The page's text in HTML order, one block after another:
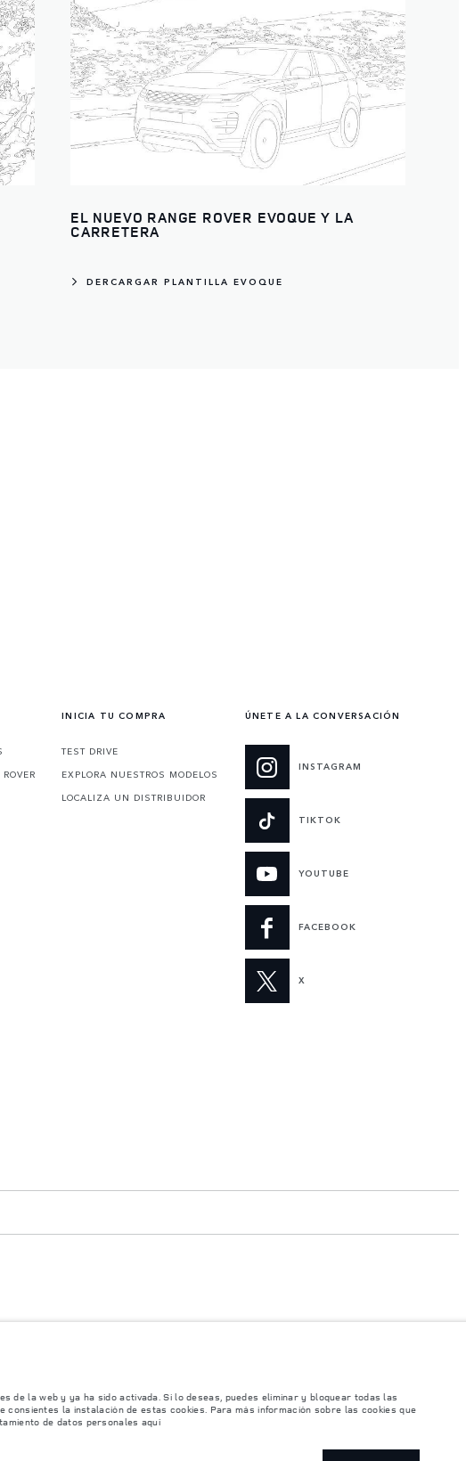
EL NUEVO RANGE ROVER EVOQUE Y LA
CARRETERA
DERCARGAR PLANTILLA EVOQUE
INICIA TU COMPRA
TEST DRIVE
EXPLORA NUESTROS MODELOS
LOCALIZA UN DISTRIBUIDOR
ÚNETE A LA CONVERSACIÓN
INSTAGRAM
TIKTOK
YOUTUBE
FACEBOOK
X
versiones y colores. Recomendamos que los clientes se pongan en contacto con el
por lo que se producen modificaciones de forma continua y sin previo aviso. Según el
web se basan en las especificaciones europeas. Estos pueden variar en función del
de la web y ya ha sido activada. Si lo deseas, puedes eliminar y bloquear todas las
la instalación de estas cookies. Para más información sobre las cookies que
de datos personales aquí